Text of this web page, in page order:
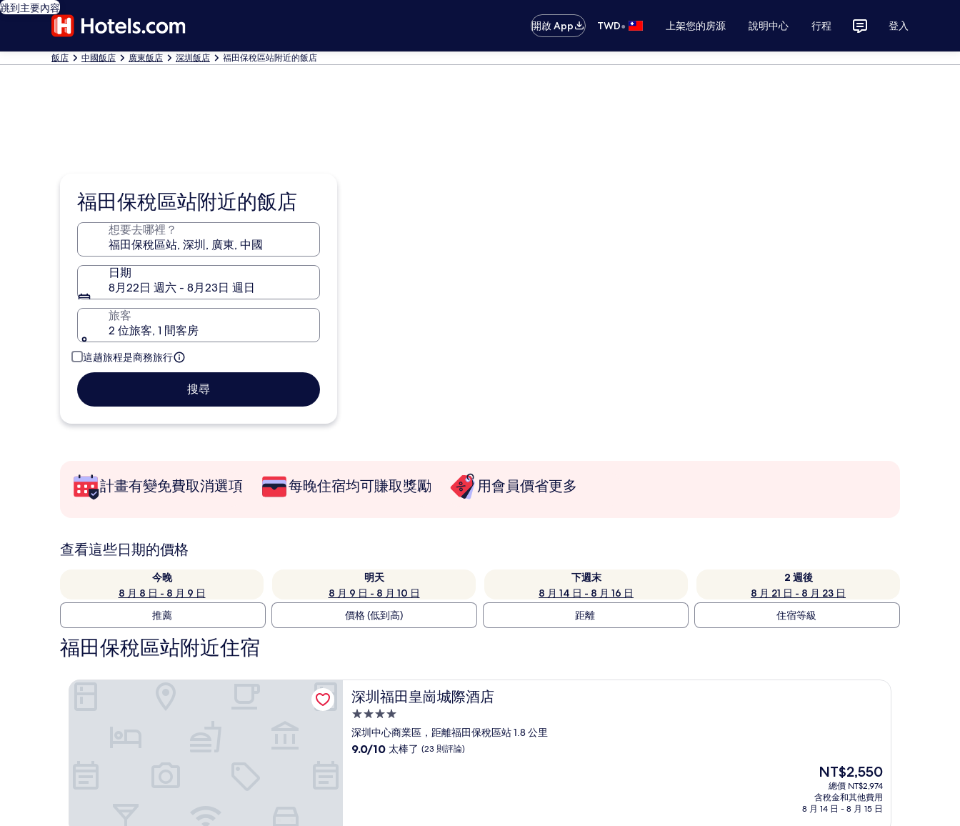
跳到主要內容
開啟 App
TWD• 上架您的房源 說明中心 行程 登入
飯店 中國飯店 廣東飯店 深圳飯店 福田保稅區站附近的飯店
福田保稅區站附近的飯店
想要去哪裡？
日期
8月22日 週六 - 8月23日 週日
旅客
2 位旅客, 1 間客房
這趟旅程是商務旅行
搜尋
計畫有變免費取消選項 每晚住宿均可賺取獎勵 用會員價省更多
查看這些日期的價格
今晚
8 月 8 日 - 8 月 9 日
明天
8 月 9 日 - 8 月 10 日
下週末
8 月 14 日 - 8 月 16 日
2 週後
8 月 21 日 - 8 月 23 日
推薦
價格 (低到高) 距離 住宿等級
福田保稅區站附近住宿
深圳福田皇崗城際酒店
深圳福田皇崗城際酒店
4.0
星
級
深圳中心商業區，距離福田保稅區站 1.8 公里
9.0
9.0/10 太棒了 (23 則評論)
現
價
格
NT$2,550
總價 NT$2,974
含稅金和其他費用
8 月 14 日 - 8 月 15 日
深圳福田皇崗城際酒店